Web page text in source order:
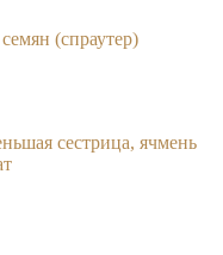
(спраутер)
сестрица, ячмень